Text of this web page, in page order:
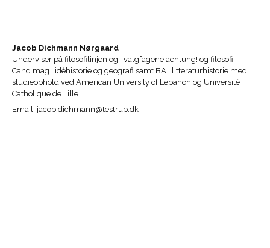
Jacob Dichmann Nørgaard
Underviser på filosofilinjen og i valgfagene achtung! og filosofi.
Cand.mag i idéhistorie og geografi samt BA i litteraturhistorie med
studieophold ved American University of Lebanon og Université
Catholique de Lille.
Email: jacob.dichmann@testrup.dk